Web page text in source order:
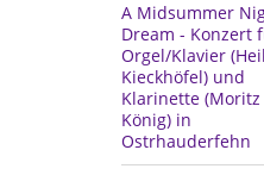
A Midsummer
Dream - Konzert
Orgel/Klavier
Kieckhöfel) und
Klarinette (Moritz
König) in
Ostrhauderfehn